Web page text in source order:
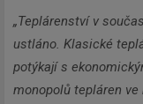
„Teplárenství v
ustláno. Klasické
potýkají s
monopolů tepláren